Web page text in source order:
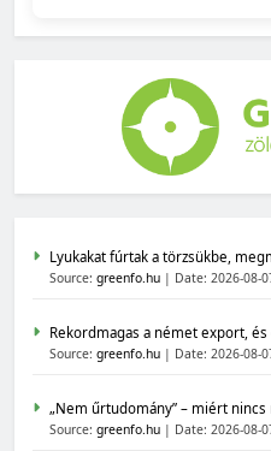
Lyukakat fúrtak a törzsükbe,
Source: greenfo.hu Date: 2026-08-
Rekordmagas a német export,
Source: greenfo.hu Date: 2026-08-
„Nem űrtudomány” – miért
Source: greenfo.hu Date: 2026-08-